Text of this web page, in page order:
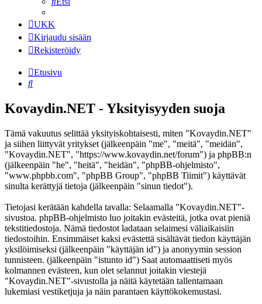
UKK
Kirjaudu sisään
Rekisteröidy
Etusivu
Etsi
Kovaydin.NET - Yksityisyyden suoja
Tämä vakuutus selittää yksityiskohtaisesti, miten "Kovaydin.NET"
ja siihen liittyvät yritykset (jälkeenpäin "me", "meitä", "meidän",
"Kovaydin.NET", "https://www.kovaydin.net/forum") ja phpBB:n
(jälkeenpäin "he", "heitä", "heidän", "phpBB-ohjelmisto",
"www.phpbb.com", "phpBB Group", "phpBB Tiimit") käyttävät
sinulta kerättyjä tietoja (jälkeenpäin "sinun tiedot").
Tietojasi kerätään kahdella tavalla: Selaamalla "Kovaydin.NET"-
sivustoa. phpBB-ohjelmisto luo joitakin evästeitä, jotka ovat pieniä
tekstitiedostoja. Nämä tiedostot ladataan selaimesi väliaikaisiin
tiedostoihin. Ensimmäiset kaksi evästettä sisältävät tiedon käyttäjän
yksilöimiseksi (jälkeenpäin "käyttäjän id") ja anonyymin session
tunnisteen. (jälkeenpäin "istunto id") Saat automaattiseti myös
kolmannen evästeen, kun olet selannut joitakin viestejä
"Kovaydin.NET"-sivustolla ja näitä käytetään tallentamaan
lukemiasi vestiketjuja ja näin parantaen käyttökokemustasi.